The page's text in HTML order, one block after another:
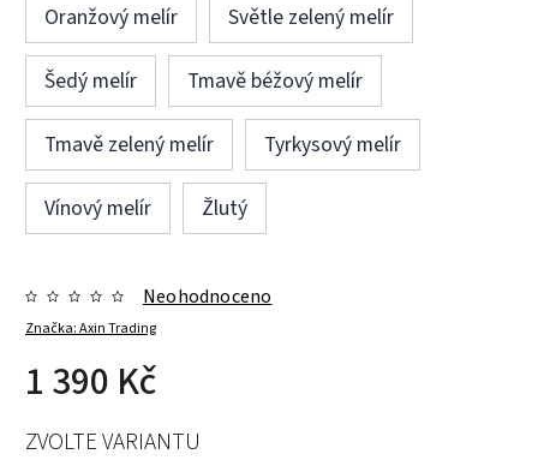
Oranžový melír Světle zelený melír
Šedý melír Tmavě béžový melír
Tmavě zelený melír Tyrkysový melír
Vínový melír Žlutý
Značka:Axin Trading
Neohodnoceno
1 390 Kč
ZVOLTE VARIANTU